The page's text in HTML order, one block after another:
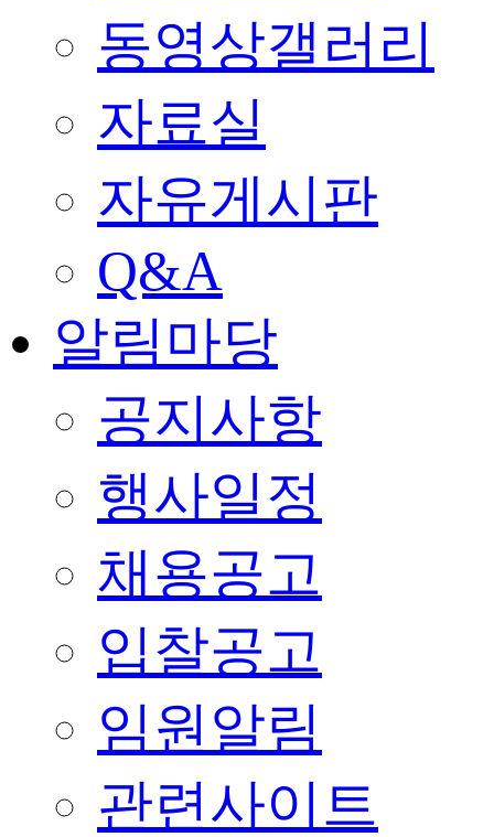
동영상갤러리
자료실
자유게시판
Q&A
알림마당
공지사항
행사일정
채용공고
입찰공고
임원알림
관련사이트